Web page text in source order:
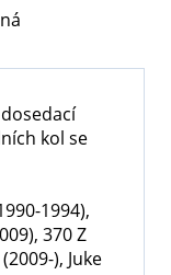
kol se
1994),
370 Z
), Juke